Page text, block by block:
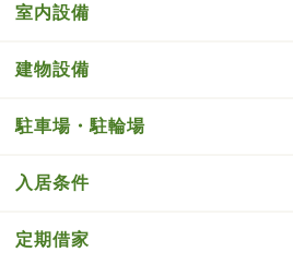
室内設備
建物設備
駐車場・駐輪場
入居条件
定期借家